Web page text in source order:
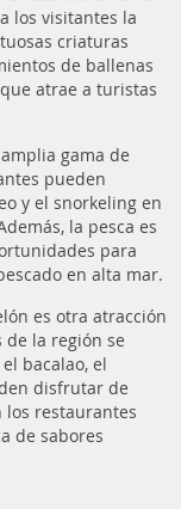
los visitantes la
criaturas
de ballenas
atrae a turistas
gama de
pueden
y el snorkeling en
la pesca es
para
en alta mar.
es otra atracción
de la región se
bacalao, el
disfrutar de
los restaurantes
de sabores